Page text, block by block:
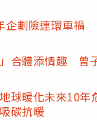
企劃險連環車禍
合體添情趣 曾
球暖化未來10
碳抗暖